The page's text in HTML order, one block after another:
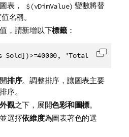
表，
$(vDimValue) 變數將替
名稱。
，請新增以下標籤：
Sold])>=40000, 'Total Profit',
將代碼
排序。調整排序，讓圖表主要
序。
外觀之下，展開色彩和圖標。
並選擇依維度為圖表著色的選